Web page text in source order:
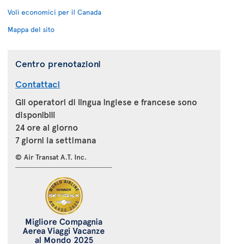
Voli economici per il Canada
Mappa del sito
Centro prenotazioni
Contattaci
Gli operatori di lingua inglese e francese sono
disponibili
24 ore al giorno
7 giorni la settimana
© Air Transat A.T. Inc.